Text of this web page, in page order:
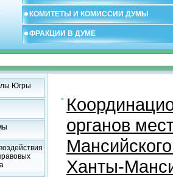
КОМИТЕТЫ И КОМИССИИ ДУМЫ
ФРАКЦИИ В ДУМЕ
Югры
органов
Ханты-